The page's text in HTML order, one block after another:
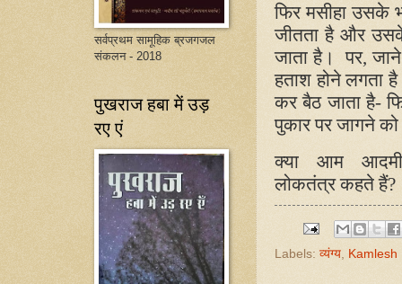
फिर मसीहा उसके
जीतता है और
जाता है। पर,
हताश होने लगता
कर बैठ जाता है-
पुकार पर जागने
क्या आम
लोकतंत्र कहते हैं?
Labels: व्यंग्य Kamlesh
सर्वप्रथम सामूहिक ब्रजगजल
संकलन - 2018
पुखराज हबा में उड़
रए एं